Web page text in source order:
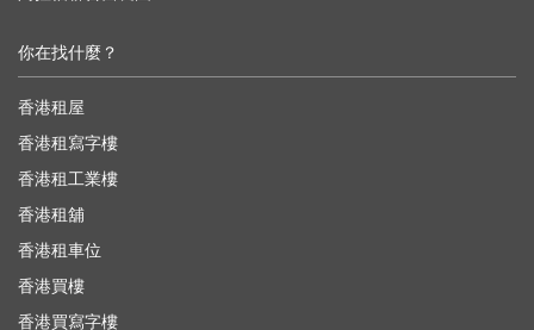
你在找什麼？
香港租屋
香港租寫字樓
香港租工業樓
香港租舖
香港租車位
香港買樓
香港買寫字樓